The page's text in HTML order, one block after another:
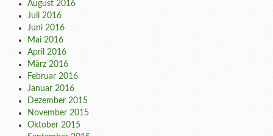
August 2016
Juli 2016
Juni 2016
Mai 2016
April 2016
März 2016
Februar 2016
Januar 2016
Dezember 2015
November 2015
Oktober 2015